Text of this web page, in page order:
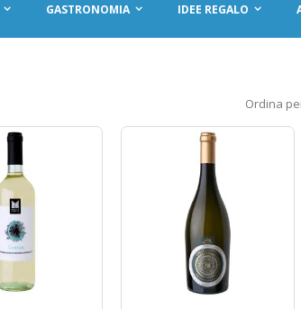
GASTRONOMIA IDEE REGALO
Ordina